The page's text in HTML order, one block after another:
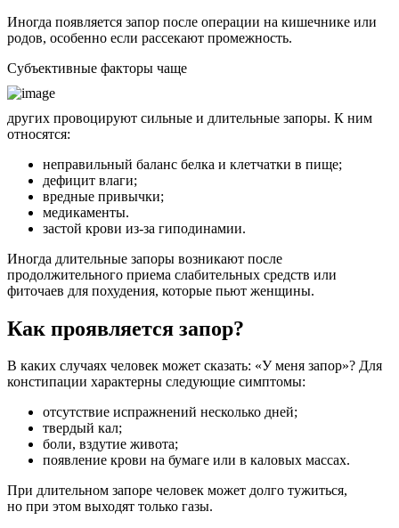
Иногда появляется запор после операции на кишечнике или
родов, особенно если рассекают промежность.
Субъективные факторы чаще
других провоцируют сильные и длительные запоры. К ним
относятся:
неправильный баланс белка и клетчатки в пище;
дефицит влаги;
вредные привычки;
медикаменты.
застой крови из-за гиподинамии.
Иногда длительные запоры возникают после
продолжительного приема слабительных средств или
фиточаев для похудения, которые пьют женщины.
Как проявляется запор?
В каких случаях человек может сказать: «У меня запор»? Для
констипации характерны следующие симптомы:
отсутствие испражнений несколько дней;
твердый кал;
боли, вздутие живота;
появление крови на бумаге или в каловых массах.
При длительном запоре человек может долго тужиться,
но при этом выходят только газы.